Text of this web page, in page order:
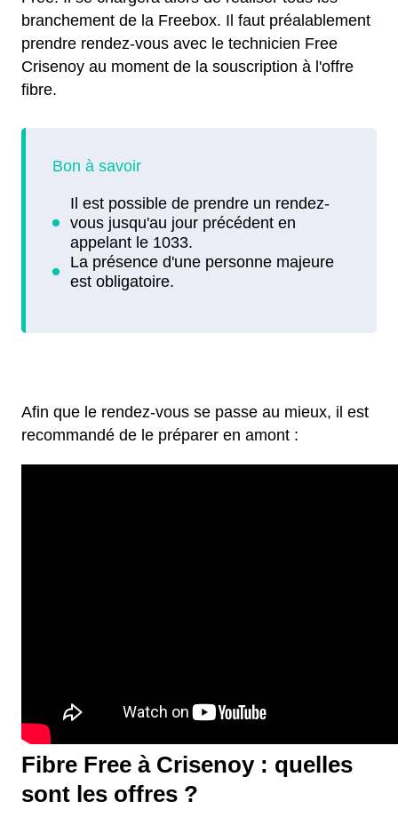
branchement de la Freebox. Il faut préalablement
prendre rendez-vous avec le technicien Free
Crisenoy au moment de la souscription à l'offre
fibre.
Afin que le rendez-vous se passe au mieux, il est
recommandé de le préparer en amont :
Fibre Free à Crisenoy : quelles
sont les offres ?